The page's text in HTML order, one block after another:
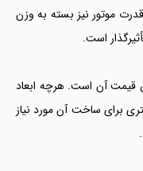
موتور نیز بسته به وزن
است.
قیمت آن است. هرچه ابعاد
برای ساخت آن مورد نیاز